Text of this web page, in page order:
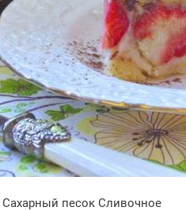
Сахарный песок Сливочное